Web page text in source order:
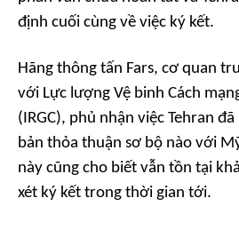
định cuối cùng về việc ký kết.
Hãng thông tấn Fars, cơ quan
với Lực lượng Vệ binh Cách
(IRGC), phủ nhận việc Tehran
bản thỏa thuận sơ bộ nào với
này cũng cho biết vẫn tồn tại
xét ký kết trong thời gian tới.